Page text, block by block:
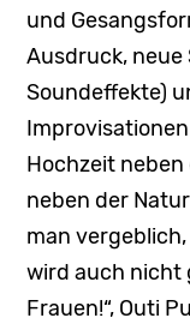
und
Ausdruck, neue
Soundeffekte)
Hochzeit neben
neben der
man
wird auch nicht
Frauen!“, Outi